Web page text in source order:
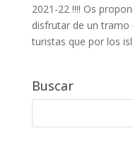
2021-22 !!!! Os
disfrutar de un
turistas que por los
Buscar